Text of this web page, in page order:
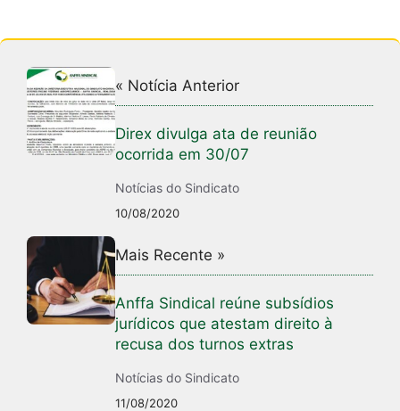
k
« Notícia Anterior
Direx divulga ata de reunião
ocorrida em 30/07
Notícias do Sindicato
10/08/2020
Mais Recente »
Anffa Sindical reúne subsídios
jurídicos que atestam direito à
recusa dos turnos extras
Notícias do Sindicato
11/08/2020